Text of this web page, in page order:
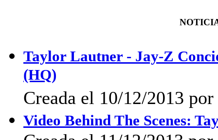
Taylor Lautner - Jay-Z
(HQ)
Creada el 10/12/2013
Video Behind The Scenes: